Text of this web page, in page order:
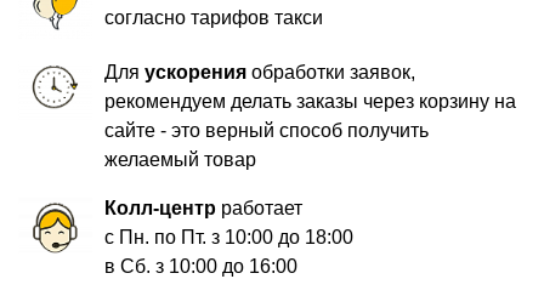
согласно тарифов такси
Дляускорения обработки заявок,
рекомендуем делать заказы через корзину на
сайте - это верный способ получить
желаемый товар
Колл-центр работает
с Пн. по Пт. з 10:00 до 18:00
в Сб. з 10:00 до 16:00